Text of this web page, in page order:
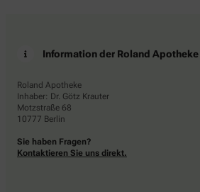
Information der Roland Apotheke
Roland Apotheke
Inhaber: Dr. Götz Krauter
Motzstraße 68
10777 Berlin
Sie haben Fragen?
Kontaktieren Sie uns direkt.